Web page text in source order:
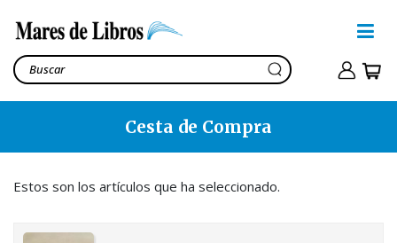
Platja final
Saladrigas Juanysacreu,
9,50€
Cesta de Compra
Estos son los artículos que ha seleccionado.